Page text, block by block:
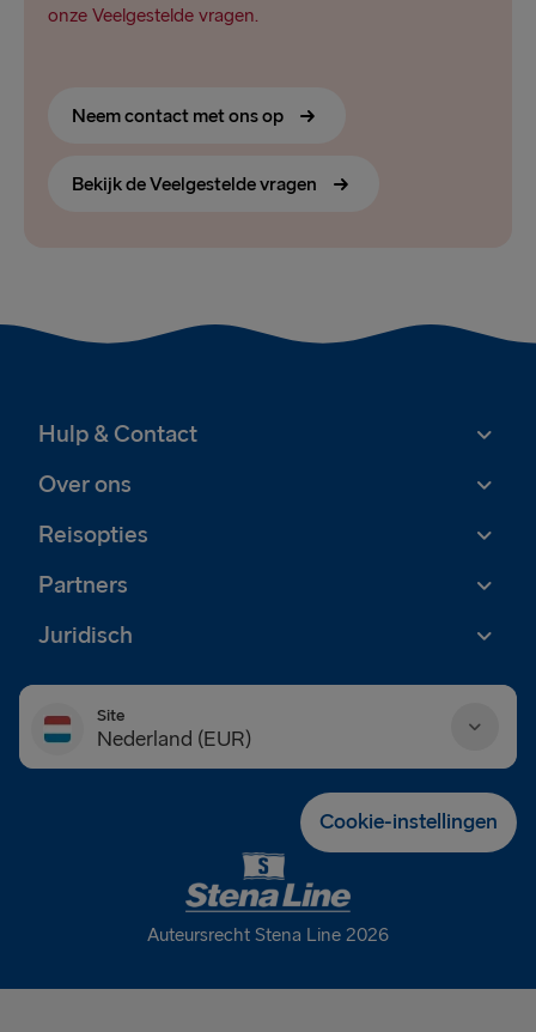
onze Veelgestelde vragen.
Neem contact met ons op
Bekijk de Veelgestelde vragen
Hulp & Contact
Over ons
Reisopties
Partners
Juridisch
Site
Nederland (EUR)
Cookie-instellingen
Auteursrecht Stena Line 2026